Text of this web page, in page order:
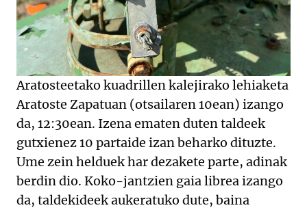
Aratosteetako kuadrillen kalejirako lehiaketa
Aratoste Zapatuan (otsailaren 10ean) izango
da, 12:30ean. Izena ematen duten taldeek
gutxienez 10 partaide izan beharko dituzte.
Ume zein helduek har dezakete parte, adinak
berdin dio. Koko-jantzien gaia librea izango
da, taldekideek aukeratuko dute, baina